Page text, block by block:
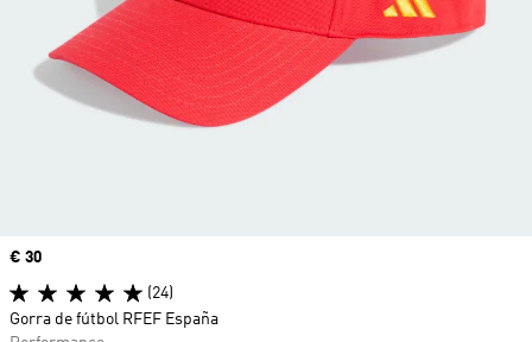
Precio
€ 30
(24)
Gorra de fútbol RFEF España